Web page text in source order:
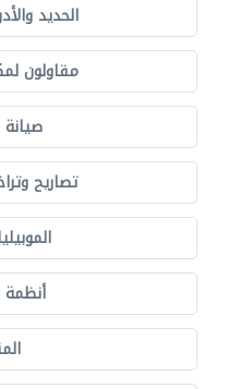
الحديد
مقاولون
صيانة
تصاريح